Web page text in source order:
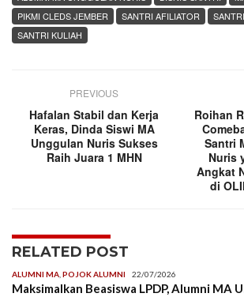
PIKMI CLEDS JEMBER
SANTRI AFILIATOR
SANTRI KULIAH
PREVIOUS
Hafalan Stabil dan Kerja
Keras, Dinda Siswi MA
Unggulan Nuris Sukses
Raih Juara 1 MHN
Roihan
Santri
Nuris
Angkat
di
RELATED POST
ALUMNI MA POJOK ALUMNI 22/07/2026
Maksimalkan Beasiswa LPDP, Alumni MA